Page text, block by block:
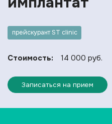
прейскурант ST clinic
Стоимость: 14 000 руб.
Записаться на прием